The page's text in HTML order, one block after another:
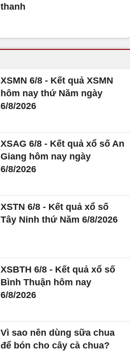
thanh
XSMN 6/8 - Kết quả XSMN
hôm nay thứ Năm ngày
6/8/2026
XSAG 6/8 - Kết quả xổ số An
Giang hôm nay ngày
6/8/2026
XSTN 6/8 - Kết quả xổ số
Tây Ninh thứ Năm 6/8/2026
XSBTH 6/8 - Kết quả xổ số
Bình Thuận hôm nay
6/8/2026
Vì sao nên dùng sữa chua
để bón cho cây cà chua?